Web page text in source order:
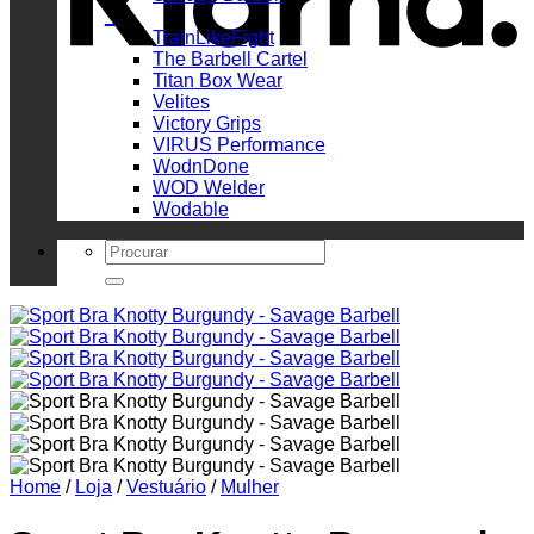
_
TrainLikeFight
The Barbell Cartel
Titan Box Wear
Velites
Victory Grips
VIRUS Performance
WodnDone
WOD Welder
Wodable
Search
for:
Home / Loja / Vestuário / Mulher